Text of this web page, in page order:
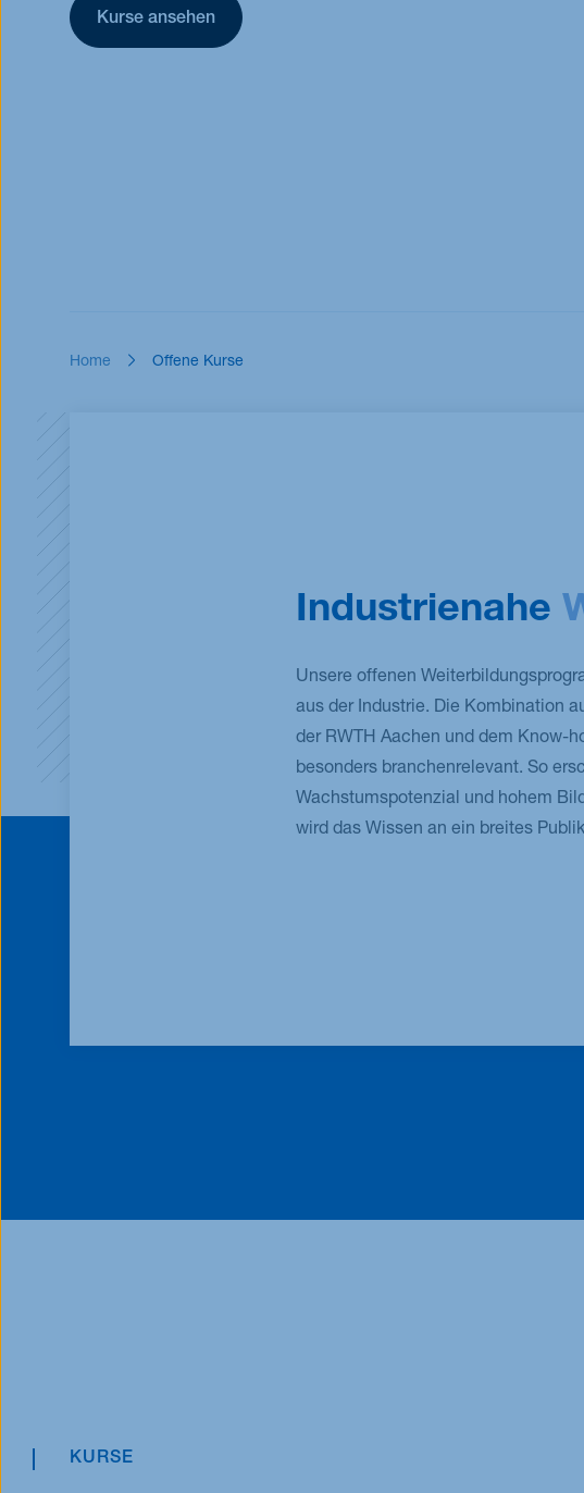
Übersicht Master-Programme
M.Sc.
Überblick
Kurse ansehen
Home Offene Kurse
Industrienahe
Unsere offenen
aus der Industrie. Die Kombination
der RWTH Aachen und dem Know-
besonders branchenrelevant. So
Wachstumspotenzial und hohem
wird das Wissen an ein breites
KURSE